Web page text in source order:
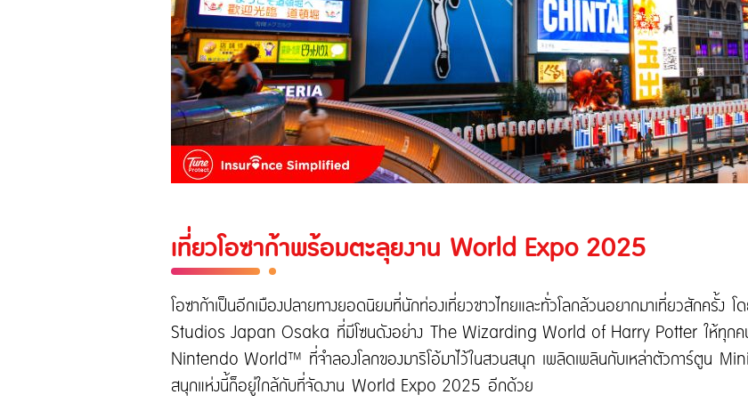
เที่ยวโอซาก้าพร้อมตะลุยงาน World Expo 2025
โอซาก้าเป็นอีกเมืองปลายทางยอดนิยมที่นักท่องเที่ยวชาวไทยและทั่วโลกล้วนอยากมาเที่ยวสักค
Studios Japan Osaka ที่มีโซนดังอย่าง The Wizarding World of Harry Potter ให้ทุกค
Nintendo World™ ที่จำลองโลกของมาริโอ้มาไว้ในสวนสนุก เพลิดเพลินกับเหล่าตัวการ์ตูน
สนุกแห่งนี้ก็อยู่ใกล้กับที่จัดงาน World Expo 2025 อีกด้วย